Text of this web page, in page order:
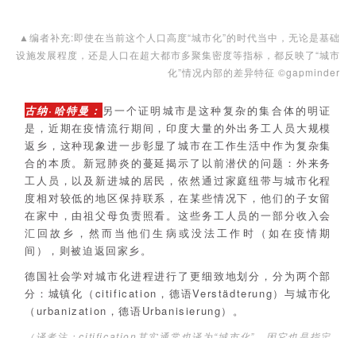
▲编者补充:即使在当前这个人口高度“城市化”的时代当中，无论是基础
设施发展程度，还是人口在超大都市多聚集密度等指标，都反映了“城市
化”情况内部的差异特征 ©gapminder
古纳·哈特曼： 另一个证明城市是这种复杂的集合体的明证
是，近期在疫情流行期间，印度大量的外出务工人员大规模
返乡，这种现象进一步彰显了城市在工作生活中作为复杂集
合的本质。新冠肺炎的蔓延揭示了以前潜伏的问题：外来务
工人员，以及新进城的居民，依然通过家庭纽带与城市化程
度相对较低的地区保持联系，在某些情况下，他们的子女留
在家中，由祖父母负责照看。这些务工人员的一部分收入会
汇回故乡，然而当他们生病或没法工作时（如在疫情期
间），则被迫返回家乡。
德国社会学对城市化进程进行了更细致地划分，分为两个部
分：城镇化（citification，德语Verstädterung）与城市化
（urbanization，德语Urbanisierung）。